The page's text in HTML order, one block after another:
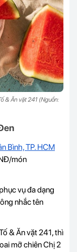
& Ăn vặt 241 (Nguồn:
Bình, TP. HCM
món
vụ đa dạng
nhắc tên
& Ăn vặt 241, thì
mỡ chiên Chị 2